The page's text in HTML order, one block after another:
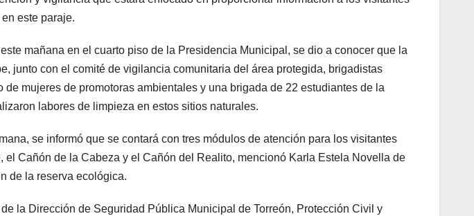
este paraje.
mañana en el cuarto piso de la Presidencia Municipal, se dio a conocer que la
junto con el comité de vigilancia comunitaria del área protegida, brigadistas
mujeres de promotoras ambientales y una brigada de 22 estudiantes de la
labores de limpieza en estos sitios naturales.
se informó que se contará con tres módulos de atención para los visitantes
el Cañón de la Cabeza y el Cañón del Realito, mencionó Karla Estela Novella de
de la reserva ecológica.
la Dirección de Seguridad Pública Municipal de Torreón, Protección Civil y